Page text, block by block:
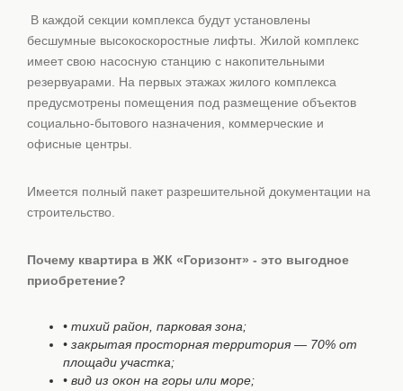
В каждой секции комплекса будут установлены
бесшумные высокоскоростные лифты. Жилой комплекс
имеет свою насосную станцию с накопительными
резервуарами. На первых этажах жилого комплекса
предусмотрены помещения под размещение объектов
социально-бытового назначения, коммерческие и
офисные центры.
Имеется полный пакет разрешительной документации на
строительство.
Почему квартира в ЖК «Горизонт» - это выгодное
приобретение?
• тихий район, парковая зона;
• закрытая просторная территория — 70% от
площади участка;
• вид из окон на горы или море;